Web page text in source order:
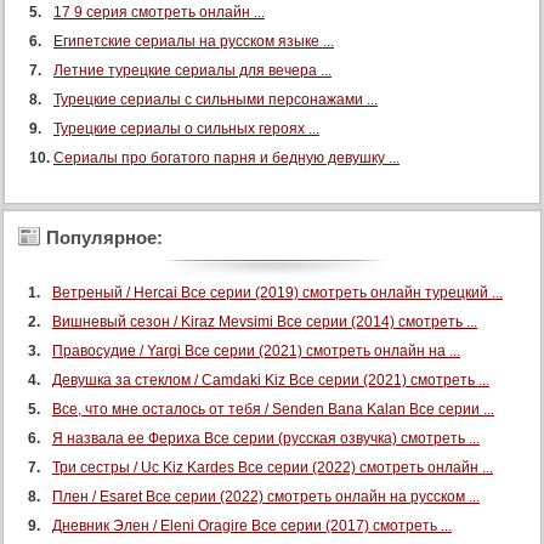
17 9 серия смотреть онлайн ...
Египетские сериалы на русском языке ...
Летние турецкие сериалы для вечера ...
Турецкие сериалы с сильными персонажами ...
Турецкие сериалы о сильных героях ...
Сериалы про богатого парня и бедную девушку ...
Популярное:
Ветреный / Hercai Все серии (2019) смотреть онлайн турецкий ...
Вишневый сезон / Kiraz Mevsimi Все серии (2014) смотреть ...
Правосудие / Yargi Все серии (2021) смотреть онлайн на ...
Девушка за стеклом / Camdaki Kiz Все серии (2021) смотреть ...
Все, что мне осталось от тебя / Senden Bana Kalan Все серии ...
Я назвала ее Фериха Все серии (русская озвучка) смотреть ...
Три сестры / Uc Kiz Kardes Все серии (2022) смотреть онлайн ...
Плен / Esaret Все серии (2022) смотреть онлайн на русском ...
Дневник Элен / Eleni Oragire Все серии (2017) смотреть ...